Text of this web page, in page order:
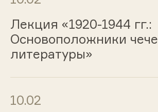
Лекция «1920-1944 гг.:
Основоположники
литературы»
10.02